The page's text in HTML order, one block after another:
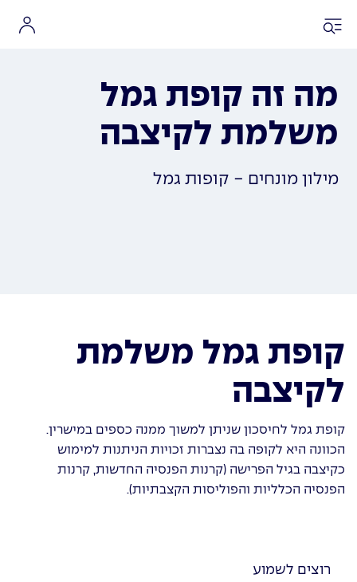
מה זה קופת גמל
משלמת לקיצבה
מילון מונחים - קופות גמל
קופת גמל משלמת
לקיצבה
קופת גמל לחיסכון שניתן למשוך ממנה כספים במישרין.
הכוונה היא לקופה בה נצברות זכויות הניתנות למימוש
כקיצבה בגיל הפרישה (קרנות הפנסיה החדשות, קרנות
הפנסיה הכלליות והפוליסות הקצבתיות).
רוצים לשמוע